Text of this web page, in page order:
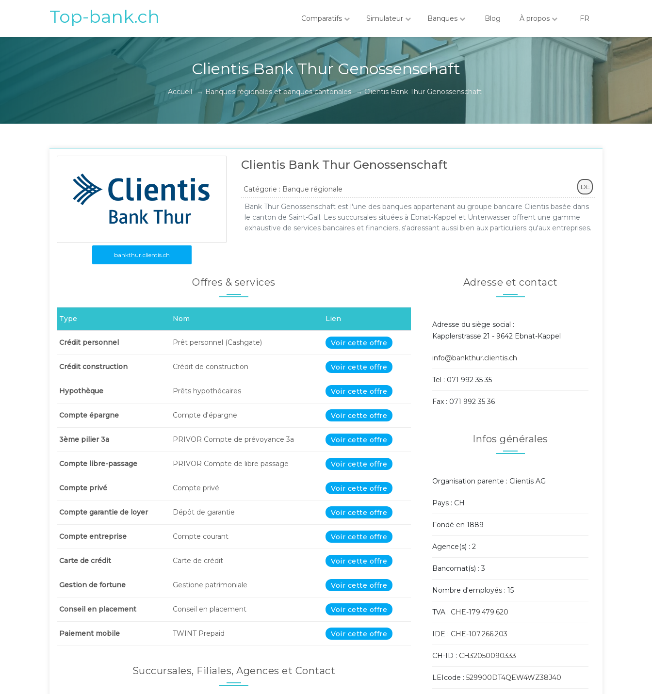
Top-bank.ch Comparatifs Simulateur Banques Blog À propos FR
Clientis Bank Thur Genossenschaft
Accueil → Banques régionales et banques cantonales → Clientis Bank Thur Genossenschaft
bankthur.clientis.ch
Clientis Bank Thur Genossenschaft
Catégorie : Banque régionale DE
Bank Thur Genossenschaft est l'une des banques appartenant au groupe bancaire Clientis basée dans
le canton de Saint-Gall. Les succursales situées à Ebnat-Kappel et Unterwasser offrent une gamme
exhaustive de services bancaires et financiers, s'adressant aussi bien aux particuliers qu'aux entreprises.
Offres & services
Type Nom Lien
Crédit personnel Prêt personnel (Cashgate) Voir cette offre
Crédit construction Crédit de construction Voir cette offre
Hypothèque Prêts hypothécaires Voir cette offre
Compte épargne Compte d'épargne Voir cette offre
3ème pilier 3a PRIVOR Compte de prévoyance 3a Voir cette offre
Compte libre-passage PRIVOR Compte de libre passage Voir cette offre
Compte privé Compte privé Voir cette offre
Compte garantie de loyer Dépôt de garantie Voir cette offre
Compte entreprise Compte courant Voir cette offre
Carte de crédit Carte de crédit Voir cette offre
Gestion de fortune Gestione patrimoniale Voir cette offre
Conseil en placement Conseil en placement Voir cette offre
Paiement mobile TWINT Prepaid Voir cette offre
Succursales, Filiales, Agences et Contact
Adresse et contact
Adresse du siège social :
Kapplerstrasse 21 - 9642 Ebnat-Kappel
info@bankthur.clientis.ch
Tel : 071 992 35 35
Fax : 071 992 35 36
Infos générales
Organisation parente : Clientis AG
Pays : CH
Fondé en 1889
Agence(s) : 2
Bancomat(s) : 3
Nombre d'employés : 15
TVA : CHE-179.479.620
IDE : CHE-107.266.203
CH-ID : CH32050090333
LEIcode : 529900DT4QEW4WZ38J40